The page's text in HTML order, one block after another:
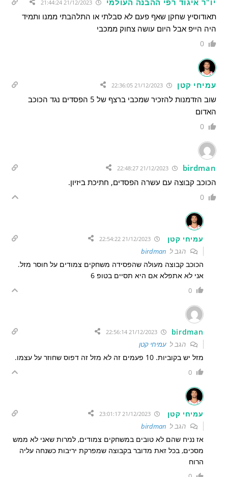
יו"ר איגוד רפי ההבנה העולמי 21/12/2023 21:44:24
תאודוסיץ שחקן שאף פעם לא סבלתי או התלהבתי ממנו ותמיד
היה הייפ אבל היום עושה צחוק ממכבי
0
עמיחי קטן
שוב הזדמנות להזכיר שמכבי ברצף של 5 הפסדים נגד הכוכב
האדום
0
birdman
21/12/2023 22:48:27
הכוכב קבוצה עם עשרה הפסדים, חתיכת ביזיון.
0
עמיחי קטן
הגב ל birdman
הכוכב קבוצה מעולה שהפסידה משחקים צמודים על חוסר מזל.
אני לא אתפלא אם היא תסיים בטופ 6
0
birdman
21/12/2023 22:56:14
הגב לעמיחי קטן
מזל יש בקוביות. 10 פעמים זה לא מזל זה דפוס שחוזר על עצמו.
0
עמיחי קטן
הגב ל birdman
אז נניח שהם לא טובים במשחקים צמודים, למרות שאני לא ממש
מסכים, בכל זאת מדובר בקבוצה שמפרקת יריבות כשנחה עליה
הרוח